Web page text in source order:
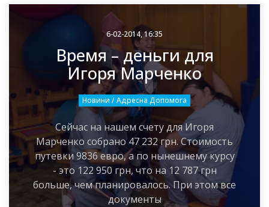
6-02-2014, 16:35
Время – деньги для
Игоря Марченко
Новини / Адресна Допомога
Сейчас на нашем счету для Игоря
Марченко собрано 47 232 грн. Стоимость
путевки 9836 евро, а по нынешнему курсу
- это 122 950 грн, что на 12 787 грн
больше, чем планировалось. При этом все
документы